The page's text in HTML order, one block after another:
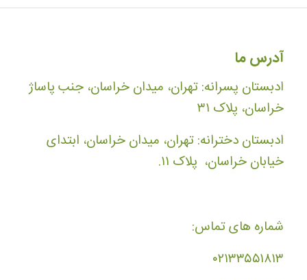
آدرس ما
ادبستان پسرانه: تهران، میدان خراسان، جنب پاساژ
خراسان، پلاک ۳۱
ادبستان دخترانه: تهران، میدان خراسان، ابتدای
خیابان خراسان، پلاک ۱۱.
شماره های تماس:
۰۲۱۳۳۵۵۱۸۱۳